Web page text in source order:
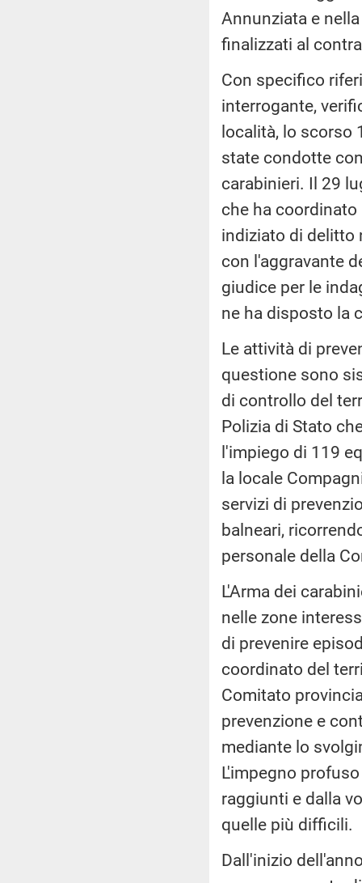
Annunziata e
finalizzati al
Con specifico
interrogante,
località, lo scorso
state condotte
carabinieri. Il 29
che ha
indiziato di delitto
con l'aggravante
giudice per le
ne ha disposto la
Le attività di
questione sono
di controllo del
Polizia di Stato
l'impiego di 119
la locale
servizi di
balneari,
personale della
L'Arma dei
nelle zone
di prevenire
coordinato del
Comitato
prevenzione e
mediante lo
L'impegno
raggiunti e dalla
quelle più difficili.
Dall'inizio